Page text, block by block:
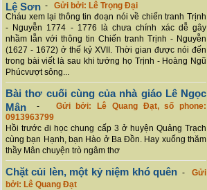
Lệ Sơn - Gửi bởi: Lê Trọng Đại
Cháu xem lại thông tin đoạn nói về chiến tranh Trịnh
- Nguyễn 1774 - 1776 là chưa chính xác dễ gây
nhầm lẫn với thông tin Chiến tranh Trịnh - Nguyễn
(1627 - 1672) ở thế kỷ XVII. Thời gian được nói đến
trong bài viết là sau khi tướng họ Trịnh - Hoàng Ngũ
Phúcvượt sông...
Bài thơ cuối cùng của nhà giáo Lê Ngọc
Mân - Gửi bởi: Lê Quang Đạt, số phone:
0913963799
Hồi trước đi học chung cấp 3 ở huyện Quảng Trạch
cùng bạn Hạnh, bạn Hào ở Ba Đồn. Hay xuống thăm
thầy Mân chuyện trò ngâm thơ
Chặt củi lèn, một kỷ niệm khó quên-Gửi
bởi: Lê Quang Đạt